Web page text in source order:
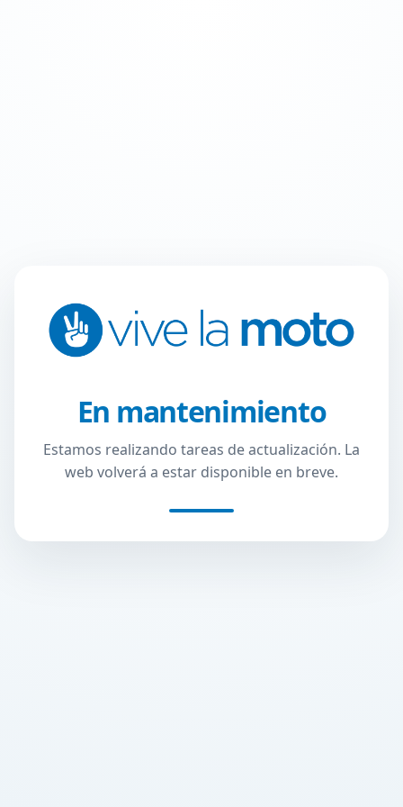
En mantenimiento
Estamos realizando tareas de actualización. La
web volverá a estar disponible en breve.